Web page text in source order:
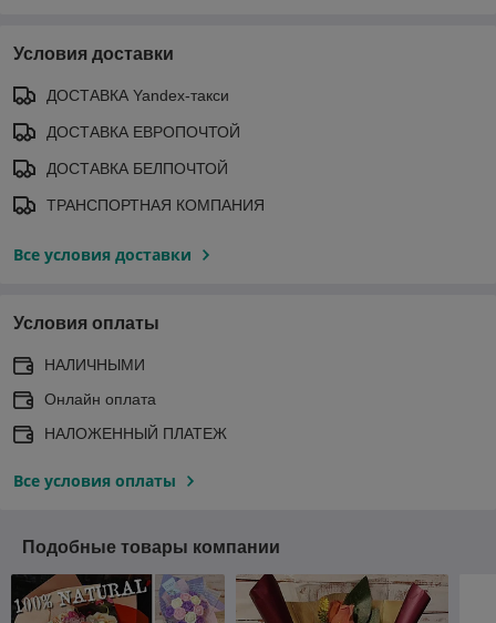
Условия доставки
ДОСТАВКА Yandex-такси
ДОСТАВКА ЕВРОПОЧТОЙ
ДОСТАВКА БЕЛПОЧТОЙ
ТРАНСПОРТНАЯ КОМПАНИЯ
Все условия доставки
Условия оплаты
НАЛИЧНЫМИ
Онлайн оплата
НАЛОЖЕННЫЙ ПЛАТЕЖ
Все условия оплаты
Подобные товары компании